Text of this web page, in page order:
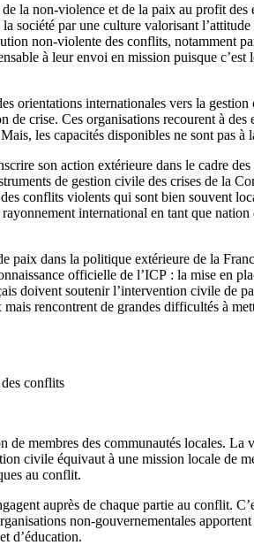
la non-violence et de la paix au profit
société par une culture valorisant
non-violente des conflits, notamment
à leur envoi en mission puisque
orientations internationales vers la
crise. Ces organisations recourent à
les capacités disponibles ne sont pas à
son action extérieure dans le cadre
de gestion civile des crises de la
conflits violents qui sont bien souvent
international en tant que
paix dans la politique extérieure de la
officielle de l’ICP : la mise en
doivent soutenir l’intervention civile de
rencontrent de grandes difficultés à
conflits
membres des communautés locales.
civile équivaut à une mission locale de
au conflit.
auprès de chaque partie au conflit.
non-gouvernementales
d’éducation.